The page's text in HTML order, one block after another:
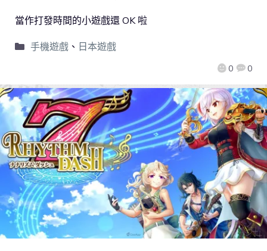
0 0
當作打發時間的小遊戲還 OK 啦
手機遊戲、 日本遊戲